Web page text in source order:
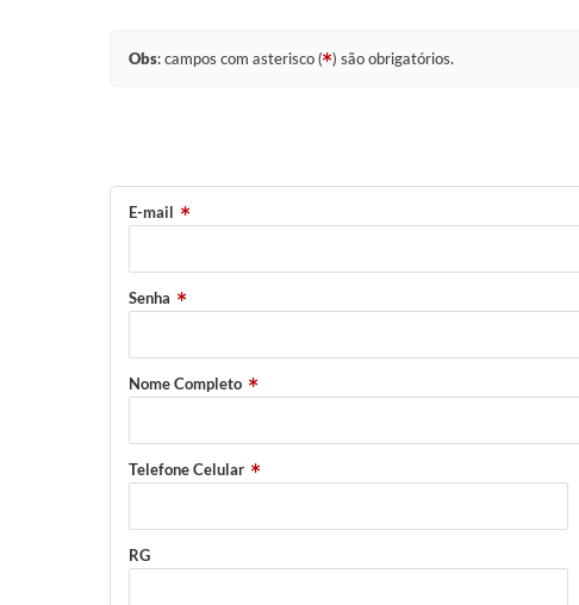
Obs: campos com asterisco ( ) são obrigatórios.
E-mail
Senha
Nome Completo
Telefone Celular
RG